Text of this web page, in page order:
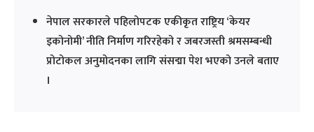
नेपाल सरकारले पहिलोपटक एकीकृत राष्ट्रिय ‘केयर
इकोनोमी’ नीति निर्माण गरिरहेको र जबरजस्ती श्रमसम्बन्धी
प्रोटोकल अनुमोदनका लागि संसद्मा पेश भएको उनले बताए
।